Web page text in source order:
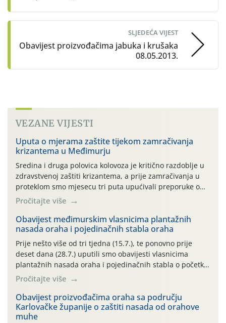
SLJEDEĆA VIJEST
Obavijest proizvođačima jabuka i krušaka
08.05.2013.
VEZANE VIJESTI
Uputa o mjerama zaštite tijekom zamračivanja
krizantema u Međimurju
Sredina i druga polovica kolovoza je kritično razdoblje u
zdravstvenoj zaštiti krizantema, a prije zamračivanja u
proteklom smo mjesecu tri puta upućivali preporuke o
preventivnim mjerama zaštite krizantema od najčešćih
uzročnika bolesti, štetnika i fito-fagnih grinja (23.7., 14.7.,
06.7.)! Na početku ovog mjeseca je zabilježeno je
povijesno i ekstremno vruće meteorološko razdoblje, uz
najviše temperature […]
Pročitajte više
Obavijest međimurskim vlasnicima plantažnih
nasada oraha i pojedinačnih stabla oraha
Prije nešto više od tri tjedna (15.7.), te ponovno prije
deset dana (28.7.) uputili smo obavijesti vlasnicima
plantažnih nasada oraha i pojedinačnih stabla o početku
leta i ovogodišnjoj potrebi usmjerenog suzbijanja
orahove muhe (Rhagoletis completa)! Već dvanaest dana
traje drugi ovogodišnji “toplinski udar”, koji naročito
izražen zadnja šest dana (31.7.-05.8.), jer najviše
temperature zraka svakodnevno […]
Pročitajte više
Obavijest proizvođačima oraha sa području
Karlovačke županije o zaštiti nasada od orahove
muhe